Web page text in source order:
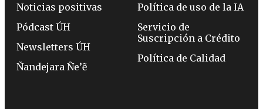
Noticias positivas
Pódcast ÚH
Newsletters ÚH
Ñandejara Ñe’ẽ
Política de uso de la IA
Servicio de
Suscripción a Crédito
Política de Calidad